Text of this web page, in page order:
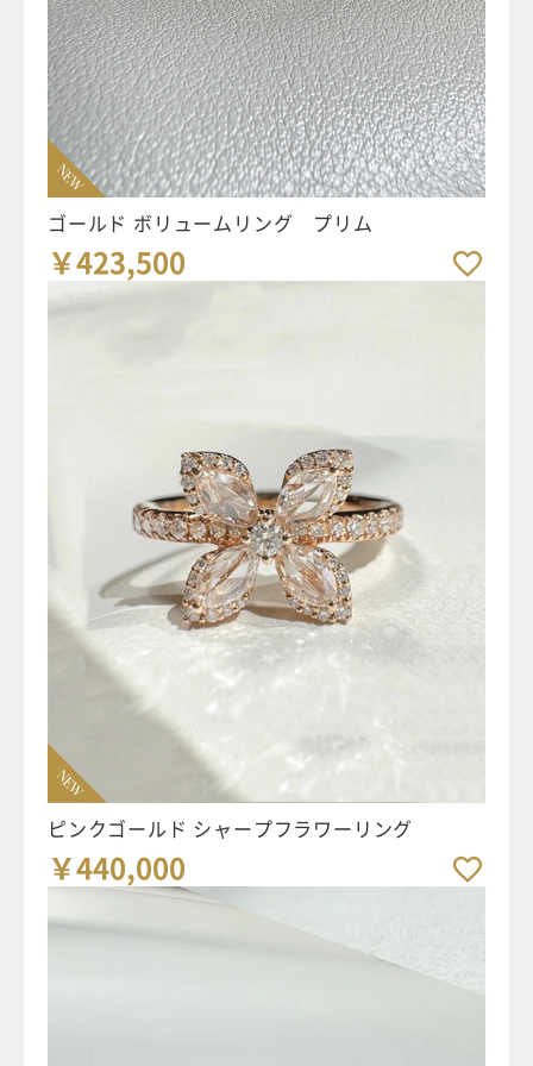
NEW
ゴールド ボリュームリング プリム
￥423,500
NEW
ピンクゴールド シャープフラワーリング
￥440,000